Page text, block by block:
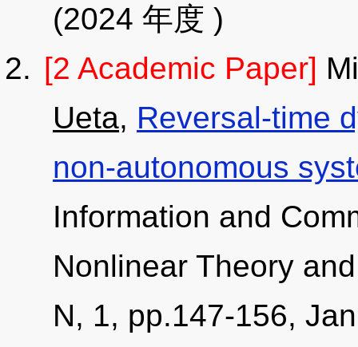
(2024 年度 )
[2 Academic Paper]
Ueta, Reversal-time
non-autonomous
Information and
Nonlinear Theory
N, 1, pp.147-156,